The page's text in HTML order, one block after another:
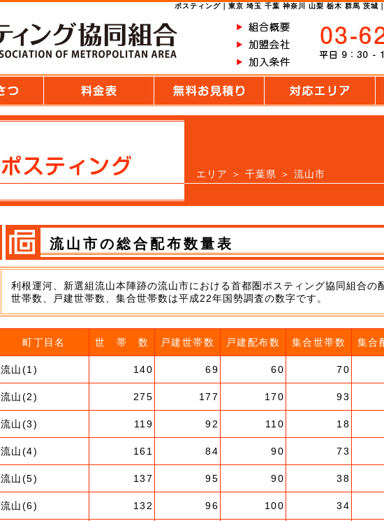
ポスティング｜東京 埼玉 千葉 神奈川 山梨 栃木 群馬 茨城
エリア ＞ 千葉県 ＞ 流山市
流山市の総合配布数量表
利根運河、新選組流山本陣跡の流山市における首都圏ポスティング協同組合の
世帯数、戸建世帯数、集合世帯数は平成22年国勢調査の数字です。
町丁目名 世 帯 数 戸建世帯数 戸建配布数 集合世帯数 集合
流山(1) 140 69 60 70
流山(2) 275 177 170 93
流山(3) 119 92 110 18
流山(4) 161 84 90 73
流山(5) 137 95 90 38
流山(6) 132 96 100 34